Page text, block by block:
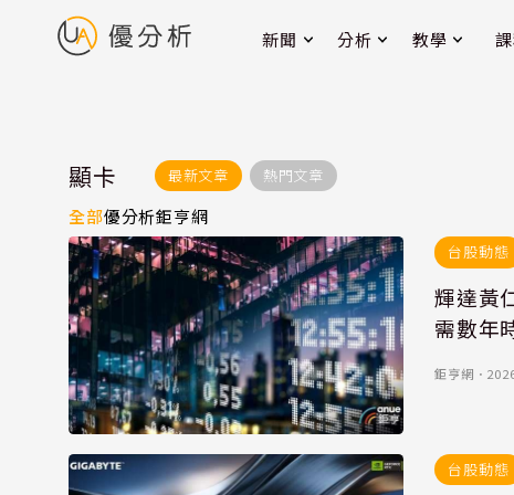
新聞 分析 教學
顯卡 最新文章 熱門文章
全部優分析鉅亨網
台股動態
輝達黃
需數年
鉅亨網 ．
台股動態